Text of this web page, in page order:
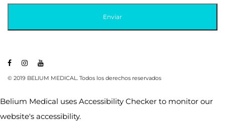
website's accessibility.